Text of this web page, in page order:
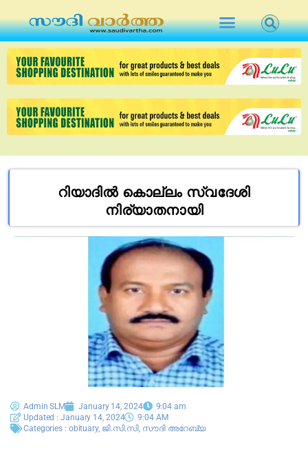
റിയാദിൽ കൊല്ലം സ്വദേശി
നിര്യാതനായി
Admin SLM January 14, 2024
9:04 am
Updated : January 14, 2024
9:04 AM
Categories : obituary, ജി.സി.സി സൗദി അറേബ്യ